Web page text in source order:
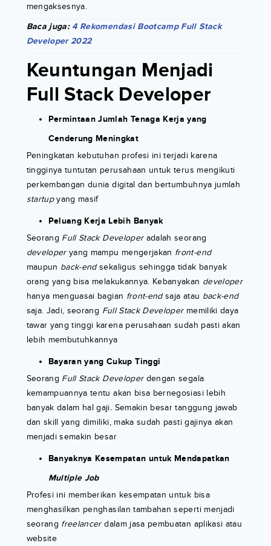
mengaksesnya.
Baca juga: 4 Rekomendasi Bootcamp Full Stack
Developer 2022
Keuntungan Menjadi
Full Stack Developer
Permintaan Jumlah Tenaga Kerja yang
Cenderung Meningkat
Peningkatan kebutuhan profesi ini terjadi karena
tingginya tuntutan perusahaan untuk terus mengikuti
perkembangan dunia digital dan bertumbuhnya jumlah
startupyang masif
Peluang Kerja Lebih Banyak
Seorang Full Stack Developeradalah seorang
developeryang mampu mengerjakan front-end
maupun back-endsekaligus sehingga tidak banyak
orang yang bisa melakukannya. Kebanyakan developer
hanya menguasai bagian front-endsaja atau back-end
saja. Jadi, seorang Full Stack Developermemiliki daya
tawar yang tinggi karena perusahaan sudah pasti akan
lebih membutuhkannya
Bayaran yang Cukup Tinggi
Seorang Full Stack Developerdengan segala
kemampuannya tentu akan bisa bernegosiasi lebih
banyak dalam hal gaji. Semakin besar tanggung jawab
dan skill yang dimiliki, maka sudah pasti gajinya akan
menjadi semakin besar
Banyaknya Kesempatan untuk Mendapatkan
Multiple Job
Profesi ini memberikan kesempatan untuk bisa
menghasilkan penghasilan tambahan seperti menjadi
seorang freelancerdalam jasa pembuatan aplikasi atau
website